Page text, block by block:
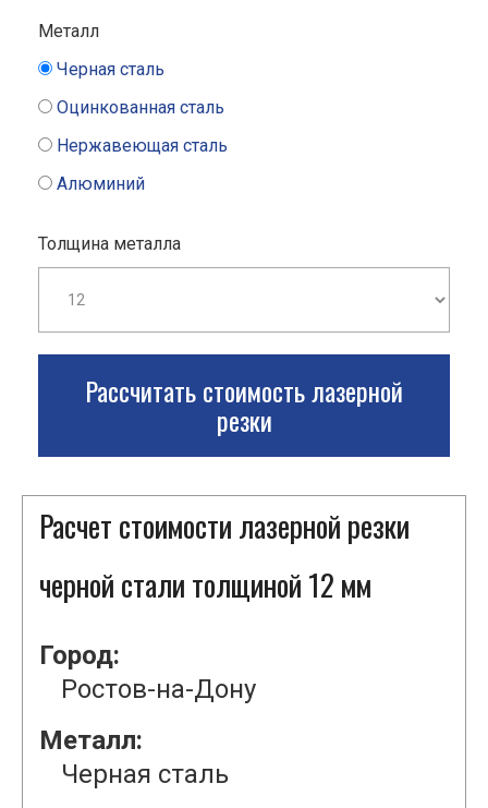
Металл
Черная сталь
Оцинкованная сталь
Нержавеющая сталь
Алюминий
Толщина металла
Рассчитать стоимость лазерной
резки
Расчет стоимости лазерной резки
черной стали толщиной 12 мм
Город:
Ростов-на-Дону
Металл:
Черная сталь